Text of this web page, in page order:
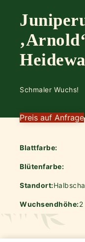
Schmaler Wuchs!
Preis auf Anfrage
Blattfarbe:
Blütenfarbe:
Standort:
Wuchsendhöhe: